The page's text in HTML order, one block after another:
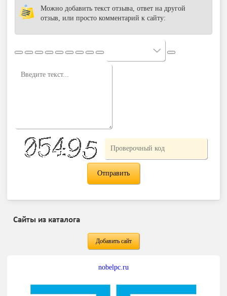
Можно добавить текст отзыва, ответ на другой
отзыв, или просто комментарий к сайту:
Сайты из каталога
Добавить сайт
nobelpc.ru